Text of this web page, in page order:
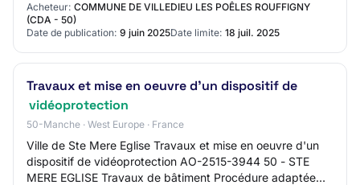
Acheteur: COMMUNE DE VILLEDIEU LES POÊLES ROUFFIGNY
(CDA - 50)
Date de publication: 9 juin 2025Date limite: 18 juil. 2025
Travaux et mise en oeuvre d'un dispositif de
vidéoprotection
50-Manche · West Europe · France
Ville de Ste Mere Eglise Travaux et mise en oeuvre d'un
dispositif de vidéoprotection AO-2515-3944 50 - STE
MERE EGLISE Travaux de bâtiment Procédure adaptée